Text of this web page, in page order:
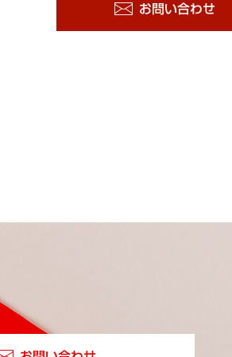
お問い合わせ